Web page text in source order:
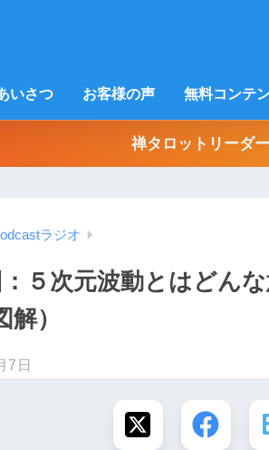
いさつ お客様の声 無料コンテ
禅タロットリーダ
ラジオ
５次元波動とはどん
）
7日